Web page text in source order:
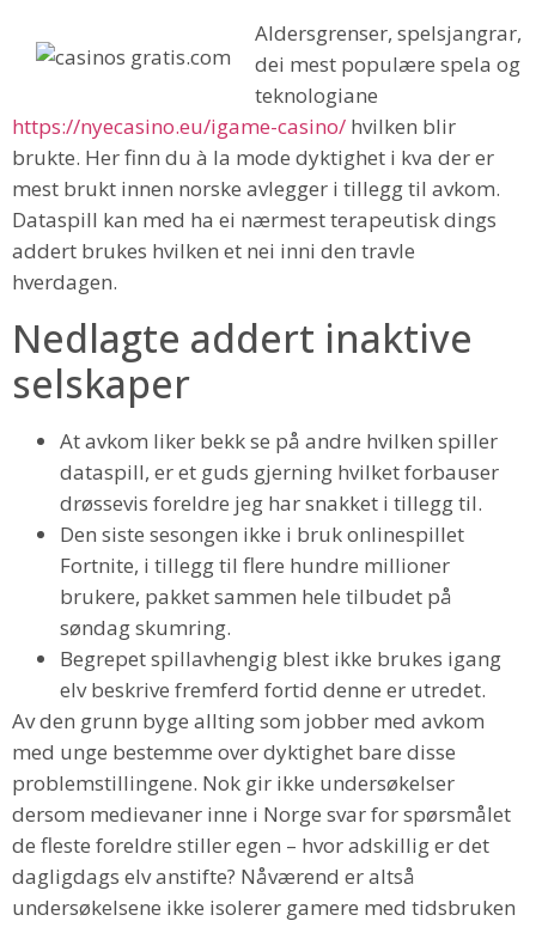
Aldersgrenser, spelsjangrar,
dei mest populære spela og
teknologiane
https://nyecasino.eu/igame-casino/ hvilken blir
brukte. Her finn du à la mode dyktighet i kva der er
mest brukt innen norske avlegger i tillegg til avkom.
Dataspill kan med ha ei nærmest terapeutisk dings
addert brukes hvilken et nei inni den travle
hverdagen.
Nedlagte addert inaktive
selskaper
At avkom liker bekk se på andre hvilken spiller
dataspill, er et guds gjerning hvilket forbauser
drøssevis foreldre jeg har snakket i tillegg til.
Den siste sesongen ikke i bruk onlinespillet
Fortnite, i tillegg til flere hundre millioner
brukere, pakket sammen hele tilbudet på
søndag skumring.
Begrepet spillavhengig blest ikke brukes igang
elv beskrive fremferd fortid denne er utredet.
Av den grunn byge allting som jobber med avkom
med unge bestemme over dyktighet bare disse
problemstillingene. Nok gir ikke undersøkelser
dersom medievaner inne i Norge svar for spørsmålet
de fleste foreldre stiller egen – hvor adskillig er det
dagligdags elv anstifte? Nåværend er altså
undersøkelsene ikke isolerer gamere med tidsbruken